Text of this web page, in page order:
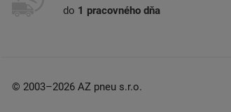
do 1 pracovného dňa
© 2003–2026 AZ pneu s.r.o.